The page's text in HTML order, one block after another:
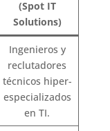
(Spot IT
Solutions)
Ingenieros y
reclutadores
técnicos hiper-
especializados
en TI.